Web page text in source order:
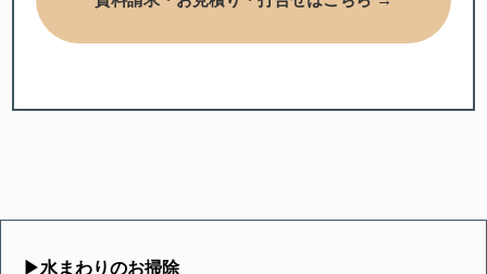
▶︎水まわりのお掃除